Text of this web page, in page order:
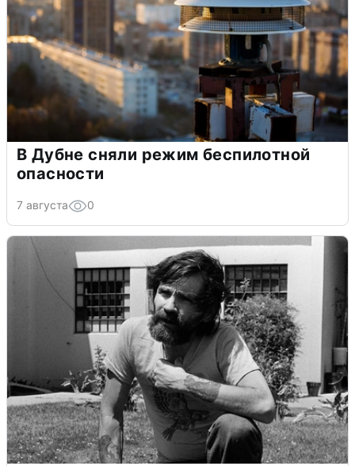
В Дубне сняли режим беспилотной
опасности
7 августа 0